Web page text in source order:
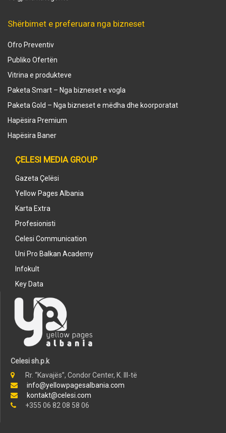
Shërbimet e preferuara nga bizneset
Ofro Preventiv
Publiko Ofertën
Vitrina e produkteve
Paketa Smart – Nga bizneset e vogla
Paketa Gold – Nga bizneset e mëdha dhe koorporatat
Hapësira Premium
Hapësira Baner
ÇELESI MEDIA GROUP
Gazeta Çelësi
Yellow Pages Albania
Karta Extra
Profesionisti
Celesi Communication
Uni Pro Balkan Academy
Infokult
Key Data
Celesi sh.p.k
Rr. “Kavajës”, Condor Center, K. III-të
info@yellowpagesalbania.com
kontakt@celesi.com
+355 06 82 08 58 06